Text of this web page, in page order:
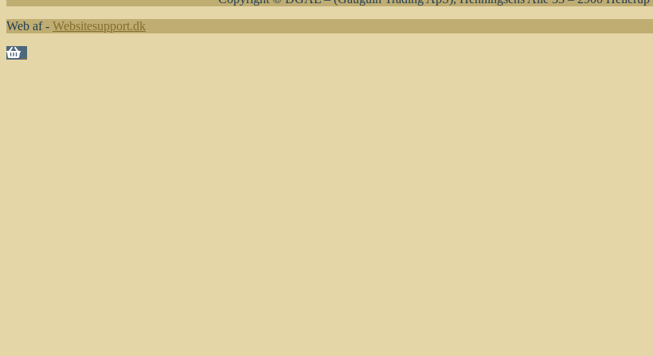
Web af - Websitesupport.dk